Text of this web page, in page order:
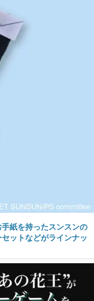
紙を持ったスンスンの
ットなどがラインナッ